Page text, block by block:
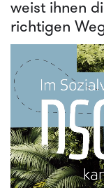
weist ihnen
richtigen